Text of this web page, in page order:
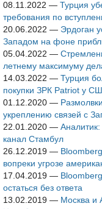
08.11.2022 — Турция
требования по
20.06.2022 — Эрдоган
Западом на фоне
05.04.2022 —
летнему максимуму
14.03.2022 — Турция
покупки ЗРК Patriot у
01.12.2020 —
укреплению связей с
22.01.2020 —
канал Стамбул
26.12.2019 —
вопреки угрозе
17.04.2019 —
остаться без ответа
13.02.2019 — Москва и